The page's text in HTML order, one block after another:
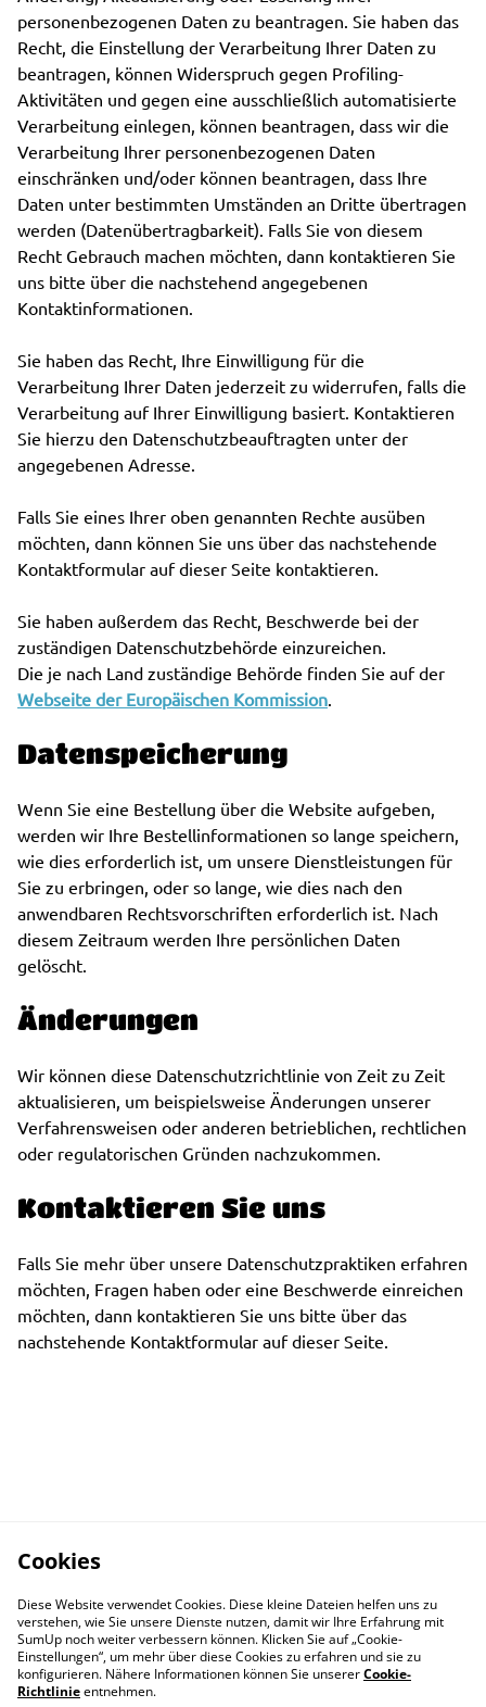
personenbezogenen Daten zu beantragen. Sie haben das
Recht, die Einstellung der Verarbeitung Ihrer Daten zu
beantragen, können Widerspruch gegen Profiling-
Aktivitäten und gegen eine ausschließlich automatisierte
Verarbeitung einlegen, können beantragen, dass wir die
Verarbeitung Ihrer personenbezogenen Daten
einschränken und/oder können beantragen, dass Ihre
Daten unter bestimmten Umständen an Dritte übertragen
werden (Datenübertragbarkeit). Falls Sie von diesem
Recht Gebrauch machen möchten, dann kontaktieren Sie
uns bitte über die nachstehend angegebenen
Kontaktinformationen.
Sie haben das Recht, Ihre Einwilligung für die
Verarbeitung Ihrer Daten jederzeit zu widerrufen, falls die
Verarbeitung auf Ihrer Einwilligung basiert. Kontaktieren
Sie hierzu den Datenschutzbeauftragten unter der
angegebenen Adresse.
Falls Sie eines Ihrer oben genannten Rechte ausüben
möchten, dann können Sie uns über das nachstehende
Kontaktformular auf dieser Seite kontaktieren.
Sie haben außerdem das Recht, Beschwerde bei der
zuständigen Datenschutzbehörde einzureichen.
Die je nach Land zuständige Behörde finden Sie auf der
Webseite der Europäischen Kommission
Datenspeicherung
Wenn Sie eine Bestellung über die Website aufgeben,
werden wir Ihre Bestellinformationen so lange speichern,
wie dies erforderlich ist, um unsere Dienstleistungen für
Sie zu erbringen, oder so lange, wie dies nach den
anwendbaren Rechtsvorschriften erforderlich ist. Nach
diesem Zeitraum werden Ihre persönlichen Daten
gelöscht.
Änderungen
Wir können diese Datenschutzrichtlinie von Zeit zu Zeit
aktualisieren, um beispielsweise Änderungen unserer
Verfahrensweisen oder anderen betrieblichen, rechtlichen
oder regulatorischen Gründen nachzukommen.
Kontaktieren Sie uns
Falls Sie mehr über unsere Datenschutzpraktiken erfahren
möchten, Fragen haben oder eine Beschwerde einreichen
möchten, dann kontaktieren Sie uns bitte über das
nachstehende Kontaktformular auf dieser Seite.
Cookies
Diese Website verwendet Cookies. Diese kleine Dateien helfen uns zu
verstehen, wie Sie unsere Dienste nutzen, damit wir Ihre Erfahrung mit
SumUp noch weiter verbessern können. Klicken Sie auf „Cookie-
Einstellungen“, um mehr über diese Cookies zu erfahren und sie zu
konfigurieren. Nähere Informationen können Sie unsererCookie-
Richtlinieentnehmen.